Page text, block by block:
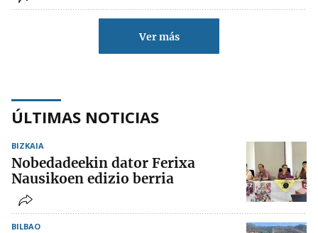
Ver más
ÚLTIMAS NOTICIAS
BIZKAIA
Nobedadeekin dator Ferixa
Nausikoen edizio berria
BILBAO